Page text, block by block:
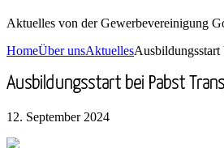
Aktuelles von der Gewerbevereinigung
HomeÜber unsAktuellesAusbildungsstart
Ausbildungsstart bei Pabst
12. September 2024